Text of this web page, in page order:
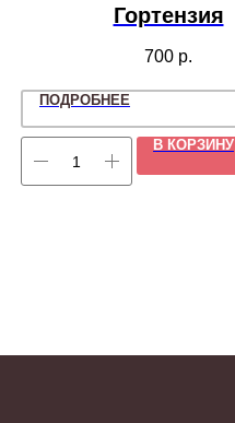
Гортензия
700 р.
ПОДРОБНЕЕ
В КОРЗИНУ